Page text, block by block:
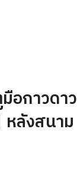
อกาวดาว
ลังสนาม